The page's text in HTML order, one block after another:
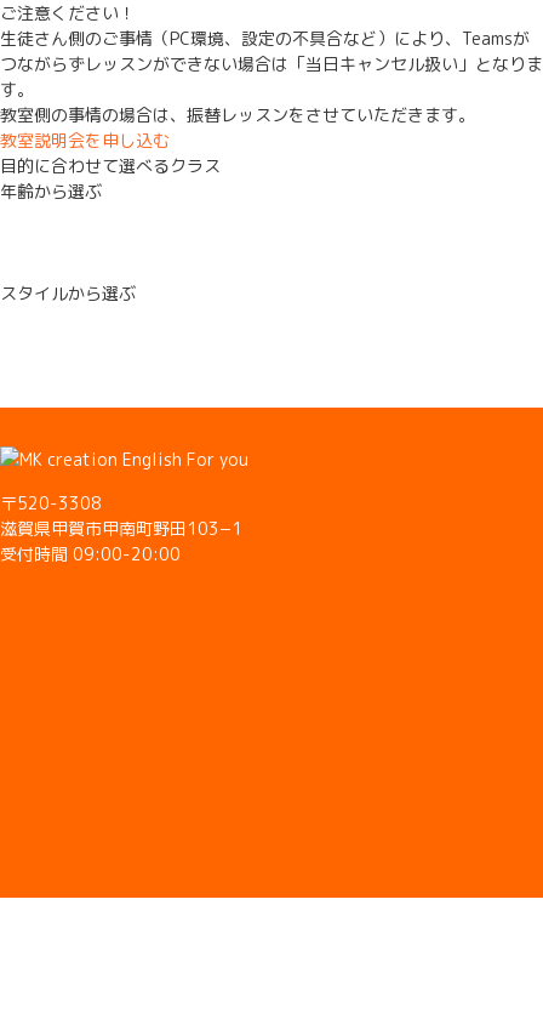
ご注意ください！
生徒さん側のご事情（PC環境、設定の不具合など）により、Teamsが
つながらずレッスンができない場合は「当日キャンセル扱い」となりま
す。
教室側の事情の場合は、振替レッスンをさせていただきます。
教室説明会を申し込む
目的に合わせて選べるクラス
年齢から選ぶ
スタイルから選ぶ
〒520-3308
滋賀県甲賀市甲南町野田103−1
受付時間 09:00-20:00